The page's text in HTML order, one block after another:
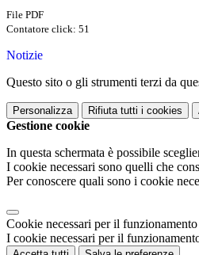
File PDF
Contatore click: 51
Notizie
Questo sito o gli strumenti terzi da
Personalizza Rifiuta tutti i cookies
Gestione cookie
In questa schermata è possibile
I cookie necessari sono quelli che
Per conoscere quali sono i cookie
Cookie necessari per il funzionamento
I cookie necessari per il